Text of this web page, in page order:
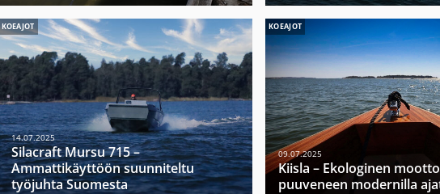
KOEAJOT
14.07.2025
Silacraft Mursu 715 –
Ammattikäyttöön suunniteltu
työjuhta Suomesta
KOEAJOT
09.07.2025
Kiisla – Ekologinen
puuveneen modernilla